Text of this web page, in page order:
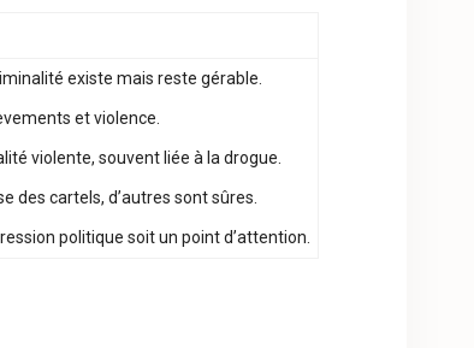
existe mais reste gérable.
et violence.
violente, souvent liée à la drogue.
des cartels, d’autres sont sûres.
politique soit un point d’attention.